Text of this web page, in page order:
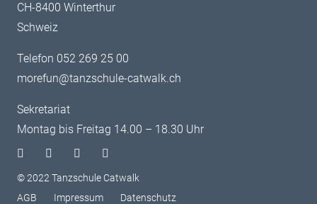
CH-8400 Winterthur
Schweiz
Telefon 052 269 25 00
morefun@tanzschule-catwalk.ch
Sekretariat
Montag bis Freitag 14.00 – 18.30 Uhr
© 2022 Tanzschule Catwalk
AGB
Impressum Datenschutz